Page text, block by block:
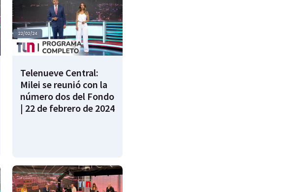
Telenueve Central:
Milei se reunió con la
número dos del Fondo
| 22 de febrero de 2024